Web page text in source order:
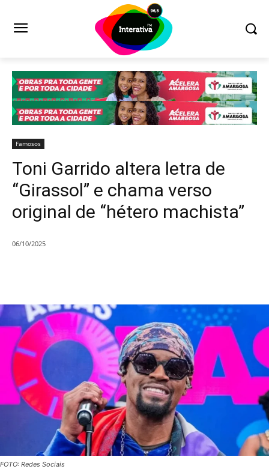
Famosos
Toni Garrido altera letra de
“Girassol” e chama verso
original de “hétero machista”
06/10/2025
FOTO: Redes Sociais